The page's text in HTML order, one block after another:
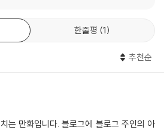
한줄평 1
추천순
는 만화입니다. 블로그에 블로그 주인의 아